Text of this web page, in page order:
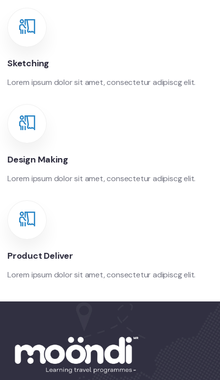
Sketching
Lorem ipsum dolor sit amet, consectetur adipiscg elit.
Design Making
Lorem ipsum dolor sit amet, consectetur adipiscg elit.
Product Deliver
Lorem ipsum dolor sit amet, consectetur adipiscg elit.